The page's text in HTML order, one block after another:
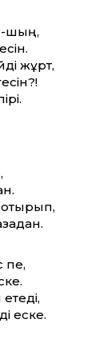
шың,
жұрт,
пе,
еске.